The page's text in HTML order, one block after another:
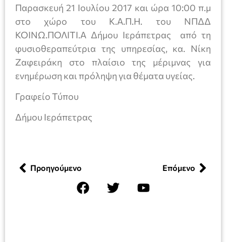
Παρασκευή 21 Ιουλίου 2017 και ώρα 10:00 π.μ
στο χώρο του Κ.Α.Π.Η. του ΝΠΔΔ
ΚΟΙΝΩ.ΠΟΛΙΤΙ.Α Δήμου Ιεράπετρας από τη
φυσιοθεραπεύτρια της υπηρεσίας, κα. Νίκη
Ζαφειράκη στο πλαίσιο της μέριμνας για
ενημέρωση και πρόληψη για θέματα υγείας.
Γραφείο Τύπου
Δήμου Ιεράπετρας
Προηγούμενο Επόμενο